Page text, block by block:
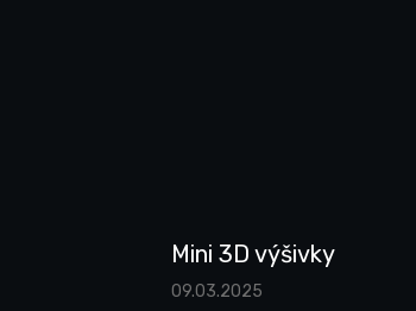
Mini 3D výšivky
09.03.2025